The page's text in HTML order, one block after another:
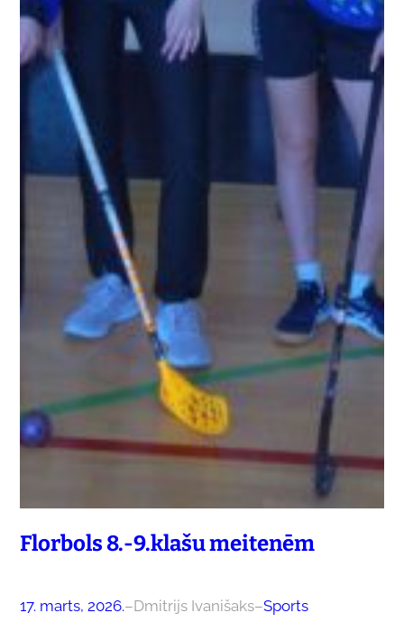
Florbols 8.-9.klašu meitenēm
17. marts, 2026.–Dmitrijs Ivanišaks–Sports